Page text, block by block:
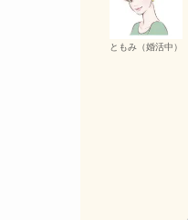
ともみ（婚活中）